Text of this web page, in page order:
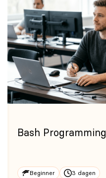
Bash Programming
Beginner 3 dagen